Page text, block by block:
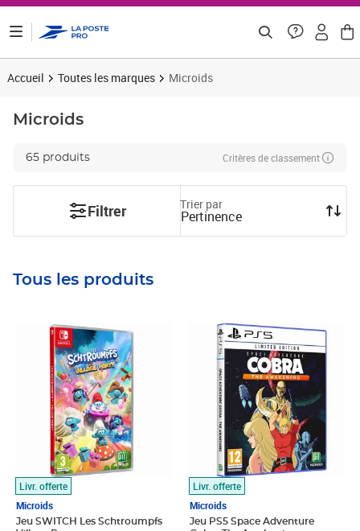
Accueil Toutes les marques Microids
Microids
65 produits Critères de classement
Filtrer Trier par
Pertinence
Tous les produits
Livr. offerte
Microids
Jeu SWITCH Les Schtroumpfs
Prix barré 33,33€ HT
Prix 26,18€ HT
Livr. offerte
Microids
Jeu PS5 Space Adventure
Prix 44,44€ HT